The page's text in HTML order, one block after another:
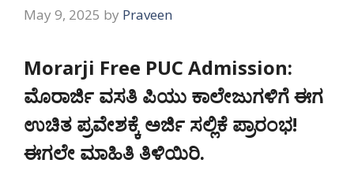
May 9, 2025 by Praveen
Morarji Free PUC Admission:
ಮೊರಾರ್ಜಿ ವಸತಿ ಪಿಯು ಕಾಲೇಜುಗಳಿಗೆ ಈಗ
ಉಚಿತ ಪ್ರವೇಶಕ್ಕೆ ಅರ್ಜಿ ಸಲ್ಲಿಕೆ ಪ್ರಾರಂಭ!
ಈಗಲೇ ಮಾಹಿತಿ ತಿಳಿಯಿರಿ.